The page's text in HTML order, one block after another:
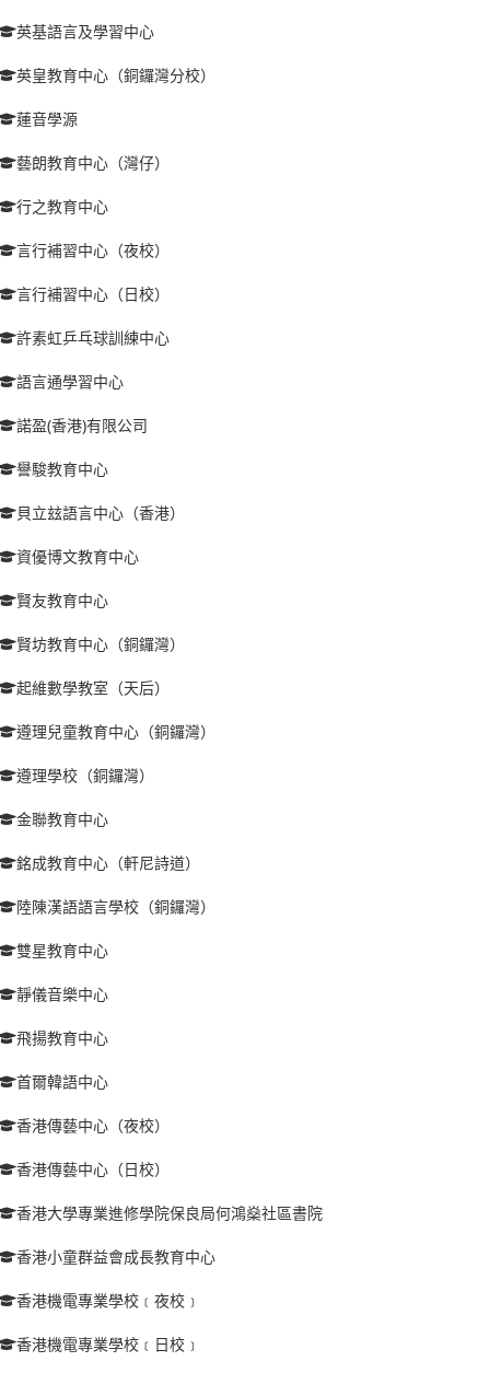
英基語言及學習中心
英皇教育中心（銅鑼灣分校）
蓮音學源
藝朗教育中心（灣仔）
行之教育中心
言行補習中心（夜校）
言行補習中心（日校）
許素虹乒乓球訓練中心
語言通學習中心
諾盈(香港)有限公司
譽駿教育中心
貝立玆語言中心（香港）
資優博文教育中心
賢友教育中心
賢坊教育中心（銅鑼灣）
起維數學教室（天后）
遵理兒童教育中心（銅鑼灣）
遵理學校（銅鑼灣）
金聯教育中心
銘成教育中心（軒尼詩道）
陸陳漢語語言學校（銅鑼灣）
雙星教育中心
靜儀音樂中心
飛揚教育中心
首爾韓語中心
香港傳藝中心（夜校）
香港傳藝中心（日校）
香港大學專業進修學院保良局何鴻燊社區書院
香港小童群益會成長教育中心
香港機電專業學校﹝夜校﹞
香港機電專業學校﹝日校﹞